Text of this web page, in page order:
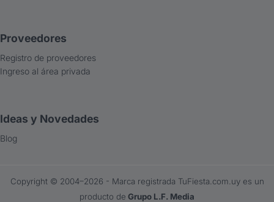
Proveedores
Registro de proveedores
Ingreso al área privada
Ideas y Novedades
Blog
Copyright ©️ 2004–2026 - Marca registrada TuFiesta.com.uy es un
producto de Grupo L.F. Media